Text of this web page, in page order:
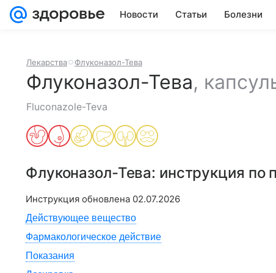
Новости Статьи Болезни
Лекарства Флуконазол-Тева
Флуконазол-Тева,
Fluconazole-Teva
Флуконазол-Тева: инструкция по
Инструкция обновлена 02.07.2026
Действующее вещество
Фармакологическое действие
Показания